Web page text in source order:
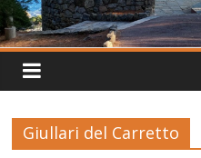
Giullari del Carretto